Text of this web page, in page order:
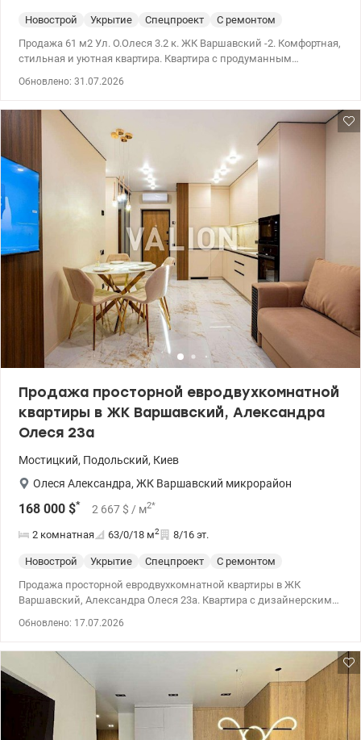
Новострой Укрытие Спецпроект
С ремонтом
Продажа 61 м2 Ул. О.Олеся 3.2 к. ЖК Варшавский -2. Комфортная,
стильная и уютная квартира. Квартира с продуманным
frost, посудомоечная машина, варочная поверхность, духовой
шкаф, вытяжка, микроволновка, бойлер 100л, ванна длиной 170,
телевизор 55 Qled, два кондиционера (вся техника новая и
качественная). Закрытая территория. Рядом есть все, что нужно
для комфортной жизни (ТРЦ Ретровиль, кафе, рестораны,
аптеки, медицинские и спортивные центры). Есть собственная
котельная, генератор и инвертор (поэтому проблем с водой,
отоплением и лифтами нет). Метро в активной фазе постройки.
044 200 10 80 valion.ua/1147162
Обновлено: 31.07.2026
Продажа просторной евродвухкомнатной
квартиры в ЖК Варшавский, Александра
Олеся 23а
Мостицкий, Подольский, Киев
Олеся Александра, ЖК Варшавский микрорайон
168 000 $* 2 667 $ / м2*
2 комнатная 63/0/18 м2 8/16 эт.
Новострой Укрытие Спецпроект
С ремонтом
Продажа просторной евродвухкомнатной квартиры в ЖК
Варшавский, Александра Олеся 23а. Квартира с дизайнерским
установлен генератор для лифтов и водоснабжения,
обеспечивающий автономность даже при отключении
электроэнергии. Планировка предусматривает просторную
кухню-гостиную, раздельную спальную комнатную, санузел с
душевой кабиной, 2-й санузел, гардеробную, прихожую.
Обновлено: 17.07.2026